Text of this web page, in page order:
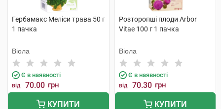
Гербамакс Меліси трава 50 г
1 пачка
Віола
Є в наявності
від 70.00 грн
КУПИТИ
Розторопші плоди Arbor
Vitae 100 г 1 пачка
Віола
Є в наявності
від 70.30 грн
КУПИТИ